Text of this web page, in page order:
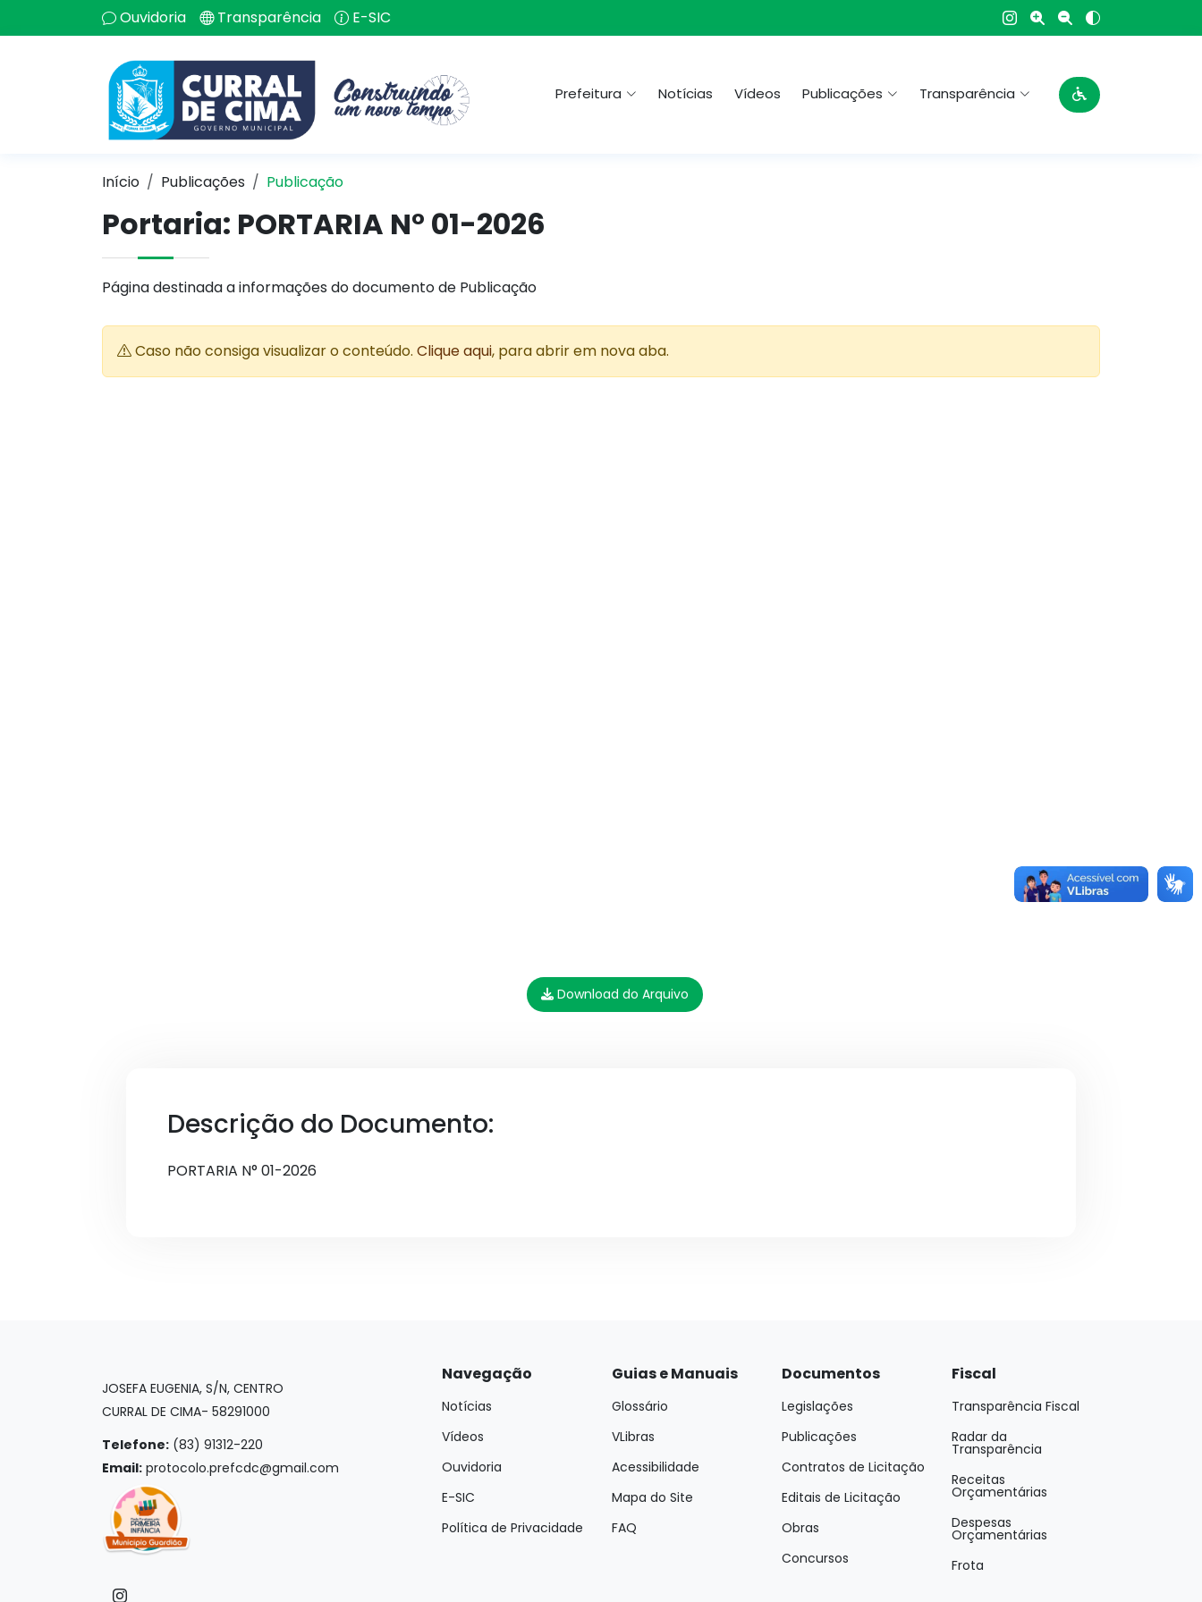
Ouvidoria Transparência E-SIC
Prefeitura Notícias Vídeos Publicações Transparência
Início Publicações Publicação
Portaria: PORTARIA N° 01-2026
Página destinada a informações do documento de Publicação
Caso não consiga visualizar o conteúdo. Clique aqui, para abrir em nova aba.
Download do Arquivo
Descrição do Documento:
PORTARIA N° 01-2026
JOSEFA EUGENIA, S/N, CENTRO
CURRAL DE CIMA- 58291000
Telefone: (83) 91312-220
Email: protocolo.prefcdc@gmail.com
Navegação
Notícias
Vídeos
Ouvidoria
E-SIC
Política de Privacidade
Guias e Manuais
Glossário
VLibras
Acessibilidade
Mapa do Site
FAQ
Documentos
Legislações
Publicações
Contratos de Licitação
Editais de Licitação
Obras
Concursos
Fiscal
Transparência Fiscal
Radar da
Transparência
Receitas
Orçamentárias
Despesas
Orçamentárias
Frota